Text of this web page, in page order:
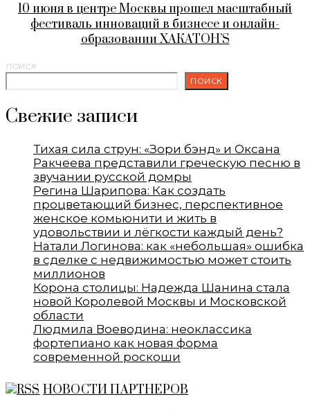
10 июня в центре Москвы прошел масштабный
фестиваль инноваций в бизнесе и онлайн-
образовании ХАКАТОН’S
ПОИСК
ПОИСК
Свежие записи
Тихая сила струн: «Зори бэнд» и Оксана
Ракчеева представили греческую песню в
звучании русской домры
Регина Шарипова: Как создать
процветающий бизнес, перспективное
женское комьюнити и жить в
удовольствии и лёгкости каждый день?
Натали Логинова: как «небольшая» ошибка
в сделке с недвижимостью может стоить
миллионов
Корона столицы: Надежда Шанина стала
новой Королевой Москвы и Московской
области
Людмила Воеводина: неоклассика
фортепиано как новая форма
современной роскоши
НОВОСТИ ПАРТНЕРОВ